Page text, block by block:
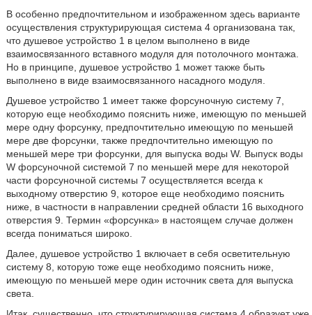
В особенно предпочтительном и изображенном здесь варианте
осуществления структурирующая система 4 организована так,
что душевое устройство 1 в целом выполнено в виде
взаимосвязанного вставного модуля для потолочного монтажа.
Но в принципе, душевое устройство 1 может также быть
выполнено в виде взаимосвязанного насадного модуля.
Душевое устройство 1 имеет также форсуночную систему 7,
которую еще необходимо пояснить ниже, имеющую по меньшей
мере одну форсунку, предпочтительно имеющую по меньшей
мере две форсунки, также предпочтительно имеющую по
меньшей мере три форсунки, для выпуска воды W. Выпуск воды
W форсуночной системой 7 по меньшей мере для некоторой
части форсуночной системы 7 осуществляется всегда к
выходному отверстию 9, которое еще необходимо пояснить
ниже, в частности в направлении средней области 16 выходного
отверстия 9. Термин «форсунка» в настоящем случае должен
всегда пониматься широко.
Далее, душевое устройство 1 включает в себя осветительную
систему 8, которую тоже еще необходимо пояснить ниже,
имеющую по меньшей мере один источник света для выпуска
света.